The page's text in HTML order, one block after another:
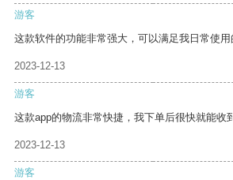
游客
这款软件的功能非常强大，可以满足我日常使用
2023-12-13
游客
这款app的物流非常快捷，我下单后很快就能收
2023-12-13
游客